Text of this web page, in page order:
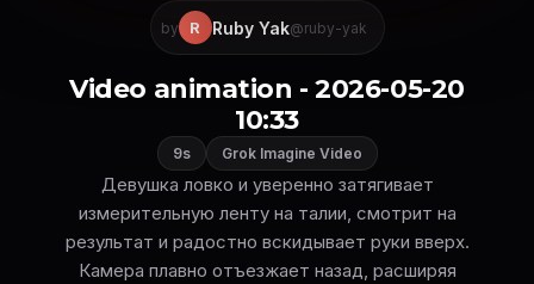
by R Ruby Yak@ruby-yak
Video animation - 2026-05-20
10:33
9s Grok Imagine Video
Девушка ловко и уверенно затягивает
измерительную ленту на талии, смотрит на
результат и радостно вскидывает руки вверх.
Камера плавно отъезжает назад, расширяя